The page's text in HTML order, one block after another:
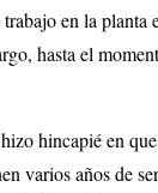
en la planta
hasta el
hincapié en
varios años de